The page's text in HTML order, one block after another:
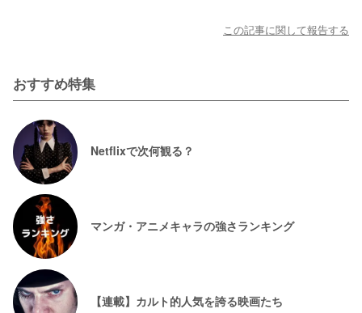
この記事に関して報告する
おすすめ特集
Netflixで次何観る？
マンガ・アニメキャラの強さランキング
【連載】カルト的人気を誇る映画たち